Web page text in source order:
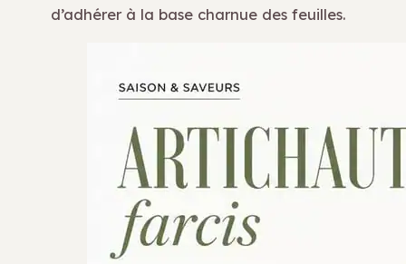
d’adhérer à la base charnue des feuilles.